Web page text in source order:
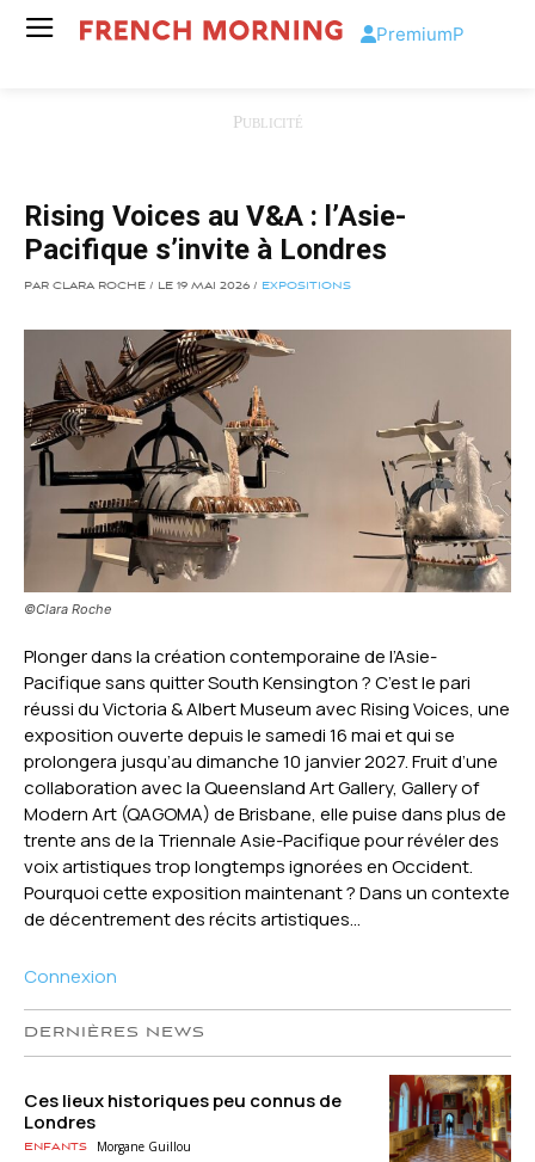
PremiumP
Rising Voices au V&A : l’Asie-
Pacifique s’invite à Londres
PAR CLARA ROCHE / LE 19 MAI 2026 / EXPOSITIONS
©Clara Roche
Plonger dans la création contemporaine de l’Asie-
Pacifique sans quitter South Kensington ? C’est le pari
réussi du Victoria & Albert Museum avec Rising Voices, une
exposition ouverte depuis le samedi 16 mai et qui se
prolongera jusqu’au dimanche 10 janvier 2027. Fruit d’une
collaboration avec la Queensland Art Gallery, Gallery of
Modern Art (QAGOMA) de Brisbane, elle puise dans plus de
trente ans de la Triennale Asie-Pacifique pour révéler des
voix artistiques trop longtemps ignorées en Occident.
Pourquoi cette exposition maintenant ? Dans un contexte
de décentrement des récits artistiques...
Connexion
DERNIÈRES NEWS
Ces lieux historiques peu connus de
Londres
Enfants Morgane Guillou